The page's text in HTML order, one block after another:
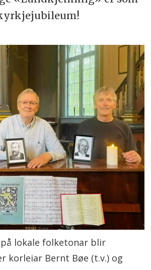
på lokale folketonar blir
korleiar Bernt Bøe (t.v.) og